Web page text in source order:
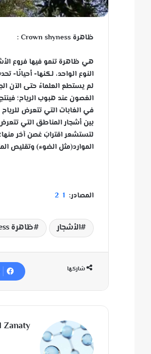
ظاهرة Crown shyness :
هي ظاهرة تنمو فيها فروع
النوع الواحد، لكنها-
لم يستطع العلماءُ حتى الآن
الغصون عند هبوب الرياح؛
في الغابات التي تتعرض
بين أشجار المناطق التي
لتستشعر اقترابَ غصن آخر
الموارد(مثل الضوء) وتقليص
المصادر: 1
2
الأشجار ظاهرة Crown shyness
شاركها
Zanaty